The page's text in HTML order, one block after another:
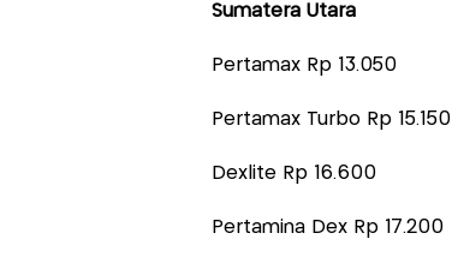
Sumatera Utara
Pertamax Rp 13.050
Pertamax Turbo Rp 15.150
Dexlite Rp 16.600
Pertamina Dex Rp 17.200